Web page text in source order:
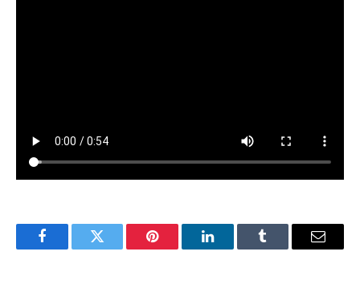
FacebookTwitter Pinterest LinkedInTumblr Email